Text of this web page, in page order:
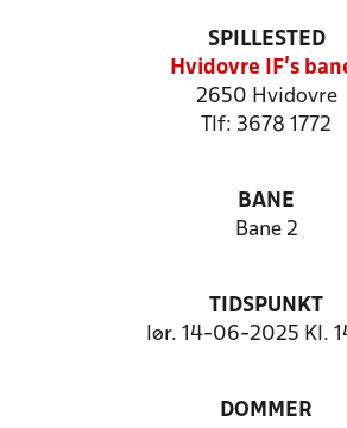
SPILLESTED
Hvidovre IF's
2650 Hvidovre
Tlf: 3678 1772
BANE
Bane 2
TIDSPUNKT
lør. 14-06-2025 Kl.
DOMMER